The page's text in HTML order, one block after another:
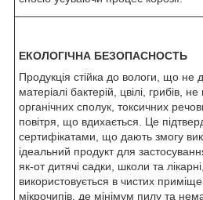
ЕКОЛОГІЧНА БЕЗОПАСНОСТЬ
Продукція стійка до вологи, що не
матеріалі бактерій, цвілі, грибів,
органічних сполук, токсичних
повітря, що вдихається. Це
сертифікатами, що дають змогу
ідеальний продукт для
як-от дитячі садки, школи та
використовується в чистих
мікрочипів, де мінімум пилу та